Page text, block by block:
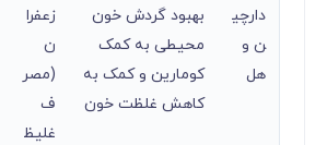
دارچی
ن و
هل
بهبود گردش خون
محیطی به کمک
کومارین و کمک به
کاهش غلظت خون
زعفرا
ن
(مصر
ف
غلیظ